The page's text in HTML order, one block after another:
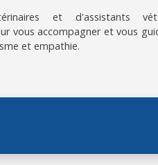
et d'assistants
vous accompagner et vous
et empathie.